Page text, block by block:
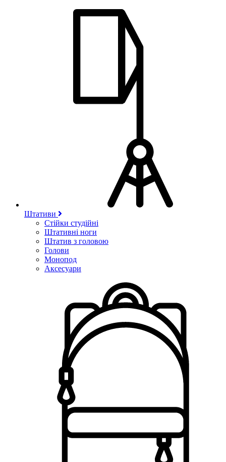
Штативи
Стійки студійні
Штативні ноги
Штатив з головою
Голови
Монопод
Аксесуари